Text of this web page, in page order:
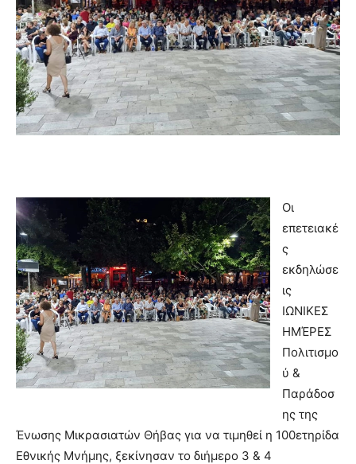
Οι
επετειακέ
ς
εκδηλώσε
ις
ΙΩΝΙΚΕΣ
ΗΜΈΡΕΣ
Πολιτισμο
ύ &
Παράδοσ
ης της
Ένωσης Μικρασιατών Θήβας για να τιμηθεί η 100ετηρίδα
Εθνικής Μνήμης, ξεκίνησαν το διήμερο 3 & 4